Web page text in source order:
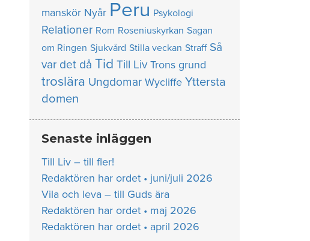
manskör Nyår Peru Psykologi
Relationer Rom Roseniuskyrkan Sagan
om Ringen Sjukvård Stilla veckan Straff Så
var det då Tid Till Liv Trons grund
troslära Ungdomar Wycliffe Yttersta
domen
Senaste inläggen
Till Liv – till fler!
Redaktören har ordet • juni/juli 2026
Vila och leva – till Guds ära
Redaktören har ordet • maj 2026
Redaktören har ordet • april 2026